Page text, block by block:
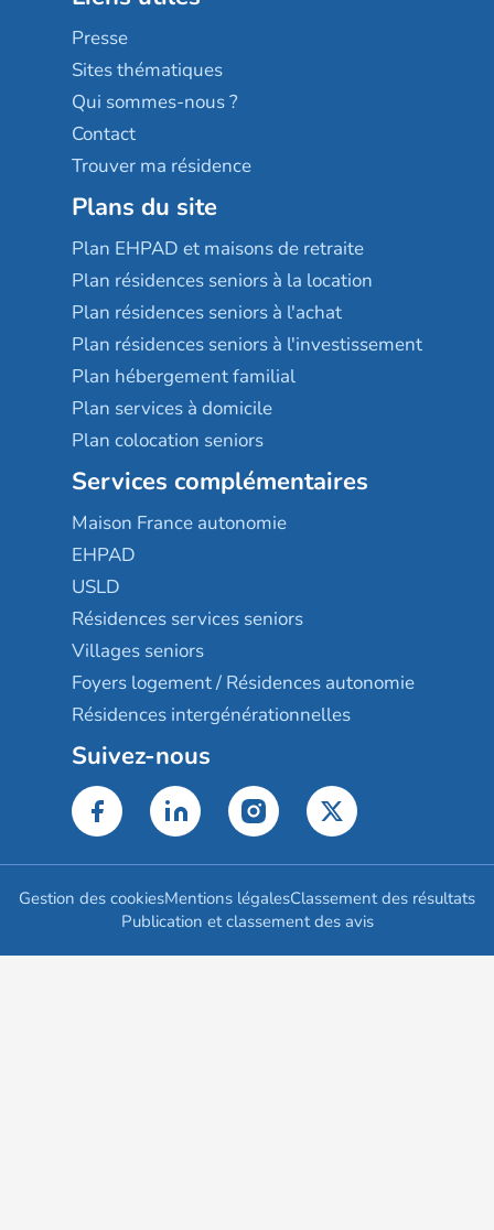
Sérénys
Résidences services Villa Médicis
Presse
Sites thématiques
Qui sommes-nous ?
Contact
Trouver ma résidence
Plans du site
Plan EHPAD et maisons de retraite
Plan résidences seniors à la location
Plan résidences seniors à l'achat
Plan résidences seniors à l'investissement
Plan hébergement familial
Plan services à domicile
Plan colocation seniors
Services complémentaires
Maison France autonomie
EHPAD
USLD
Résidences services seniors
Villages seniors
Foyers logement / Résidences autonomie
Résidences intergénérationnelles
Suivez-nous
Gestion des cookiesMentions légalesClassement des résultats
Publication et classement des avis